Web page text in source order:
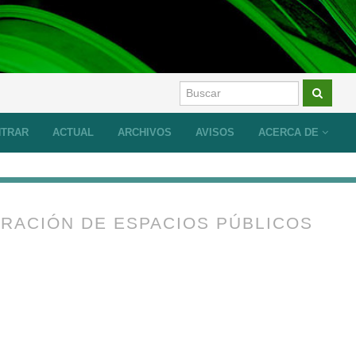
ACTUAL ARCHIVOS AVISOS ACERCA DE
DE ESPACIOS PÚBLICOS